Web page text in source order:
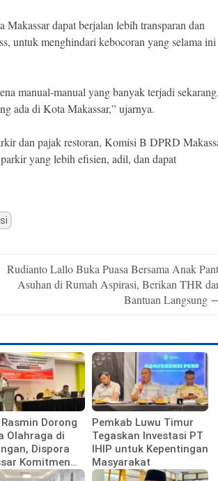
dapat berjalan lebih transparan dan
untuk menghindari kebocoran yang selama ini
manual-manual yang banyak terjadi sekarang,
ada di Kota Makassar,” ujarnya.
dan pajak restoran, Komisi B DPRD
yang lebih efisien, adil, dan dapat
Rudianto Lallo Buka Puasa Bersama Anak
Asuhan di Rumah Aspirasi, Berikan THR
Bantuan Langsung
Dorong
Olahraga di
Dispora
Komitmen
Fasilitas
Pemkab Luwu Timur
Tegaskan Investasi PT
IHIP untuk Kepentingan
Masyarakat